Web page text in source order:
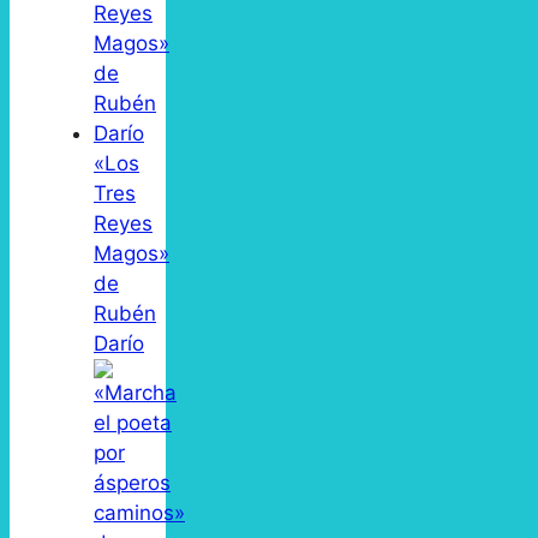
«Los
Tres
Reyes
Magos»
de
Rubén
Darío